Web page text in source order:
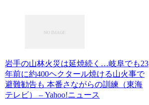
岩手の山林火災は延焼続く…岐阜でも23
年前に約400ヘクタール焼ける山火事で
避難勧告も 本番さながらの訓練（東海
テレビ） – Yahoo!ニュース